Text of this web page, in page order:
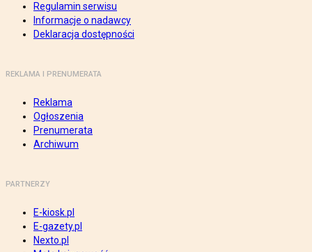
Regulamin serwisu
Informacje o nadawcy
Deklaracja dostępności
REKLAMA I PRENUMERATA
Reklama
Ogłoszenia
Prenumerata
Archiwum
PARTNERZY
E-kiosk.pl
E-gazety.pl
Nexto.pl